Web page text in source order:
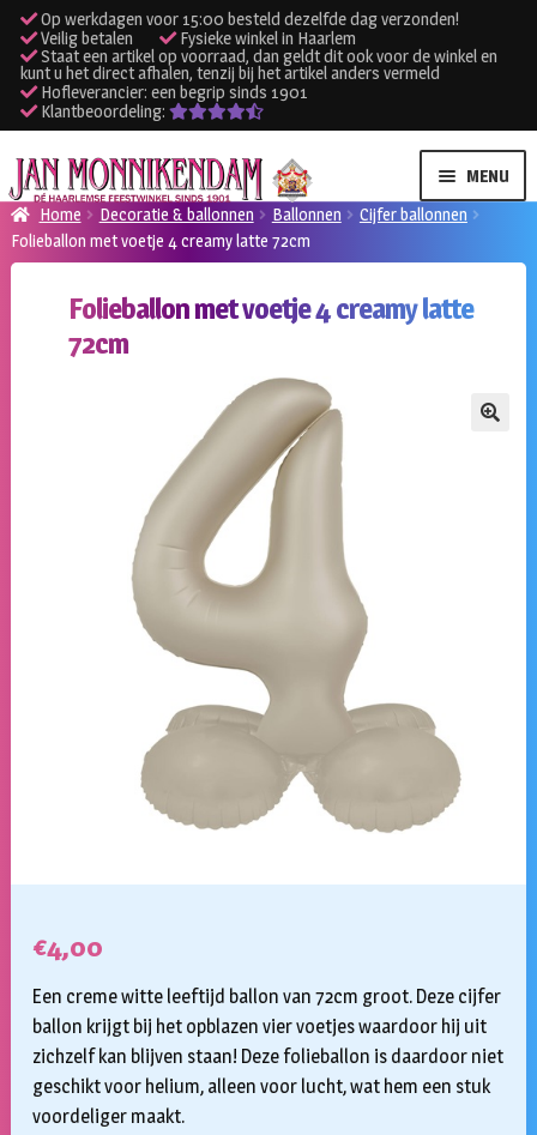
Op werkdagen voor 15:00 besteld dezelfde dag verzonden!
Veilig betalen
Fysieke winkel in Haarlem
Staat een artikel op voorraad, dan geldt dit ook voor de winkel en
kunt u het direct afhalen, tenzij bij het artikel anders vermeld
Hofleverancier: een begrip sinds 1901
Klantbeoordeling:
Ga
door
naar
navigatie
Ga
naar
de
inhoud
MENU
Verhuur kleding
Verhuur apparatuur
Home Decoratie & ballonnen Ballonnen
Cijfer ballonnen
Folieballon met voetje 4 creamy latte 72cm
Folieballon met voetje 4 creamy latte
72cm
€4,00
Een creme witte leeftijd ballon van 72cm groot. Deze cijfer
ballon krijgt bij het opblazen vier voetjes waardoor hij uit
zichzelf kan blijven staan! Deze folieballon is daardoor niet
geschikt voor helium, alleen voor lucht, wat hem een stuk
voordeliger maakt.